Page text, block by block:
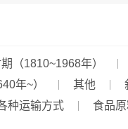
（1810~1968年）
年~） 其他
种运输方式 食品